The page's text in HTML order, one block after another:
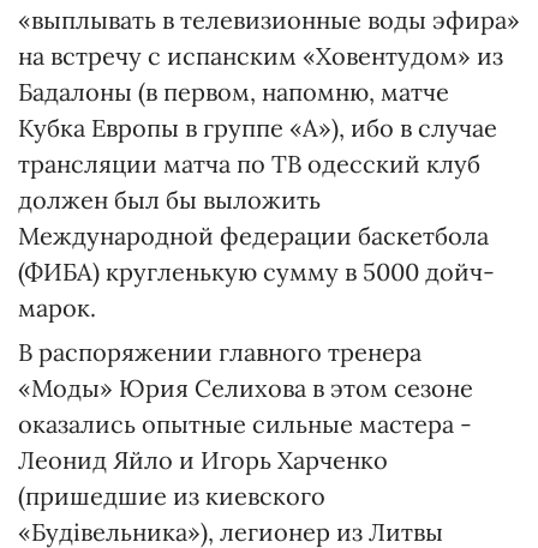
«выплывать в телевизионные воды эфира»
на встречу с испанским «Ховентудом» из
Бадалоны (в первом, напомню, матче
Кубка Европы в группе «А»), ибо в случае
трансляции матча по ТВ одесский клуб
должен был бы выложить
Международной федерации баскетбола
(ФИБА) кругленькую сумму в 5000 дойч-
марок.
В распоряжении главного тренера
«Моды» Юрия Селихова в этом сезоне
оказались опытные сильные мастера -
Леонид Яйло и Игорь Харченко
(пришедшие из киевского
«Будівельника»), легионер из Литвы